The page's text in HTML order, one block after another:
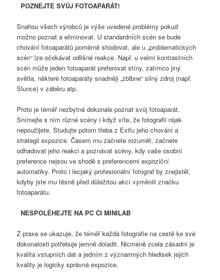
POZNEJTE SVŮJ FOTOAPARÁT!
Snahou všech výrobců je výše uvedené problémy pokud
možno poznat a eliminovat. U standardních scén se bude
chování fotoaparátů poměrně shodovat, ale u „problematických
scén“ lze očekávat odlišné reakce. Např. u velmi kontrastních
scén může jeden fotoaparát preferovat stíny, zatímco jiný
světla, některé fotoaparáty snadněji „zblbne“ silný zdroj (např.
Slunce) v záběru atp.
Proto je téměř nezbytné dokonale poznat svůj fotoaparát.
Snímejte s ním různé scény i když víte, že fotografii nijak
nepoužijete. Studujte potom třeba z Exifu jeho chování a
strategii expozice. Časem mu začnete rozumět, začnete
odhadovat jeho reakci a poznávat scény, kdy vaše osobní
preference nejsou ve shodě s preferencemi expoziční
automatiky. Proto i lecjaký profesionální fotograf by znejistěl,
kdyby jste mu těsně před důležitou akcí vyměnili značku
fotoaparátu.
NESPOLÉHEJTE NA PC ČI MINILAB
Z praxe se ukazuje, že téměř každá fotografie na cestě ke své
dokonalosti potřebuje jemně doladit. Nicméně zcela zásadní je
kvalita vstupních dat a jedním z významných hledisek jejich
kvality je logicky správná expozice.